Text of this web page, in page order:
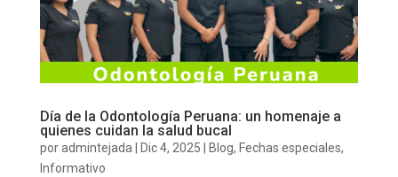
Día de la Odontología Peruana: un homenaje a
quienes cuidan la salud bucal
poradmintejada Dic 4, 2025 Blog, Fechas especiales,
Informativo